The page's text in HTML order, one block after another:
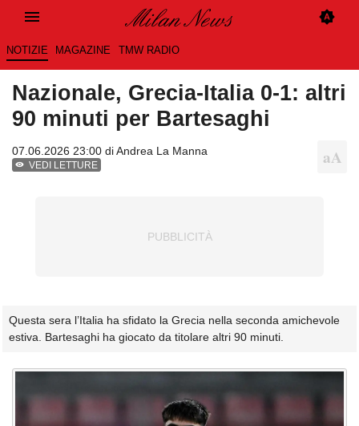
NOTIZIE MAGAZINE TMW RADIO
Nazionale, Grecia-Italia 0-1: altri
90 minuti per Bartesaghi
07.06.2026 23:00 diAndrea La Manna
VEDI LETTURE
Questa sera l’Italia ha sfidato la Grecia nella seconda amichevole
estiva. Bartesaghi ha giocato da titolare altri 90 minuti.